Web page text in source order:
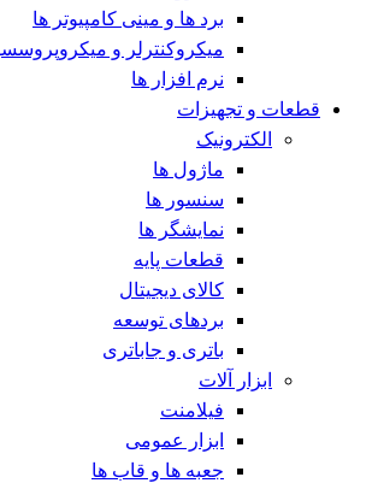
برد ها و مینی کامپیوتر ها
میکروکنترلر و
نرم افزار ها
قطعات و تجهیزات
الکترونیک
ماژول ها
سنسور ها
نمایشگر ها
قطعات پایه
کالای دیجیتال
بردهای توسعه
باتری و جاباتری
ابزار آلات
فیلامنت
ابزار عمومی
جعبه ها و قاب ها